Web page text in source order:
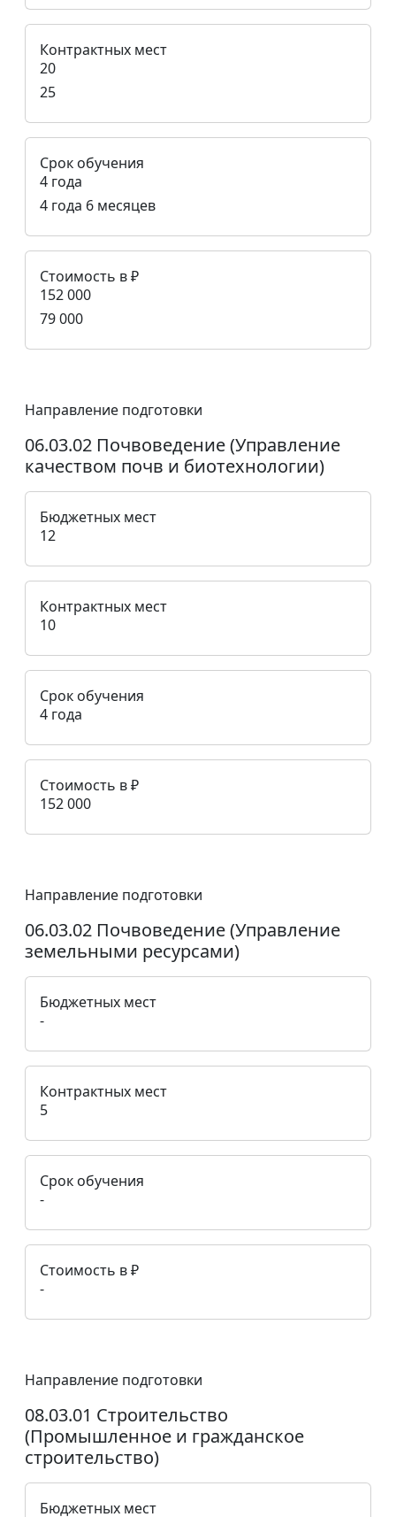
Контрактных мест
20
25
Срок обучения
4 года
4 года 6 месяцев
Стоимость в ₽
152 000
79 000
Направление подготовки
06.03.02 Почвоведение (Управление
качеством почв и биотехнологии)
Бюджетных мест
12
Контрактных мест
10
Срок обучения
4 года
Стоимость в ₽
152 000
Направление подготовки
06.03.02 Почвоведение (Управление
земельными ресурсами)
Бюджетных мест
-
Контрактных мест
5
Срок обучения
-
Стоимость в ₽
-
Направление подготовки
08.03.01 Строительство
(Промышленное и гражданское
строительство)
Бюджетных мест